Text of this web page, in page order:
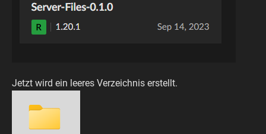
Jetzt wird ein leeres Verzeichnis erstellt.